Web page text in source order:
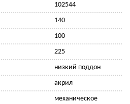
102544
140
100
225
низкий поддон
акрил
механическое